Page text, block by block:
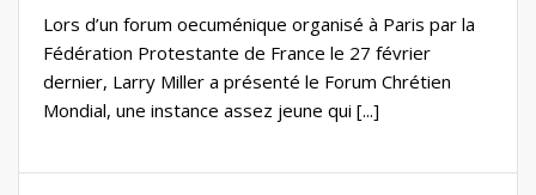
Lors d’un forum oecuménique organisé à Paris par la
Fédération Protestante de France le 27 février
dernier, Larry Miller a présenté le Forum Chrétien
Mondial, une instance assez jeune qui [...]